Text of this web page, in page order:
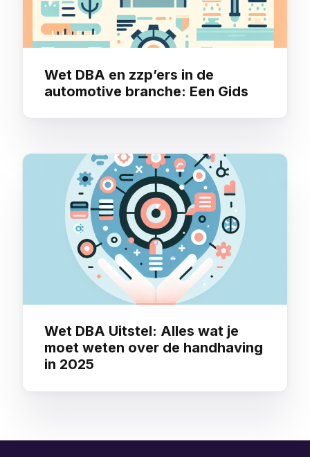
Wet DBA en zzp’ers in de
automotive branche: Een Gids
Wet DBA Uitstel: Alles wat je
moet weten over de handhaving
in 2025